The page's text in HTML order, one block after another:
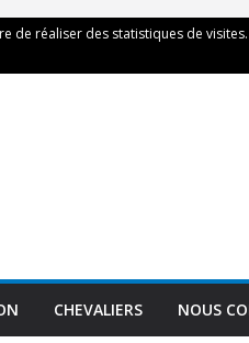
CHEVALIERS NOUS
de réaliser des statistiques de visites.